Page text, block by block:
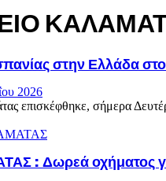
στην Ελλάδα
2026
επισκέφθηκε, σήμερα
: Δωρεά οχήματος για